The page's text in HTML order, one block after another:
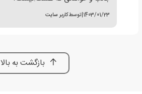
1403/01/23
|توسطکاربر سایت
بازگشت به بالا